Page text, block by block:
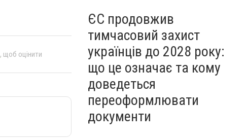
, щоб оцінити
ЄС продовжив
тимчасовий захист
українців до 2028 року:
що це означає та кому
доведеться
переоформлювати
документи